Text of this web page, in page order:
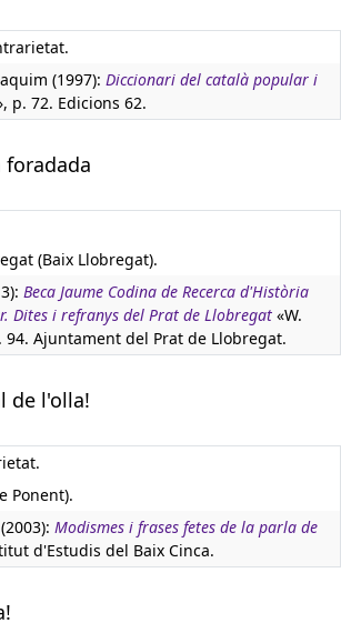
(1997): Diccionari del català popular i
p. 72. Edicions 62.
foradada
(Baix Llobregat).
Beca Jaume Codina de Recerca d'Història
Dites i refranys del Prat de Llobregat «W.
94. Ajuntament del Prat de Llobregat.
de l'olla!
Ponent).
Modismes i frases fetes de la parla de
d'Estudis del Baix Cinca.